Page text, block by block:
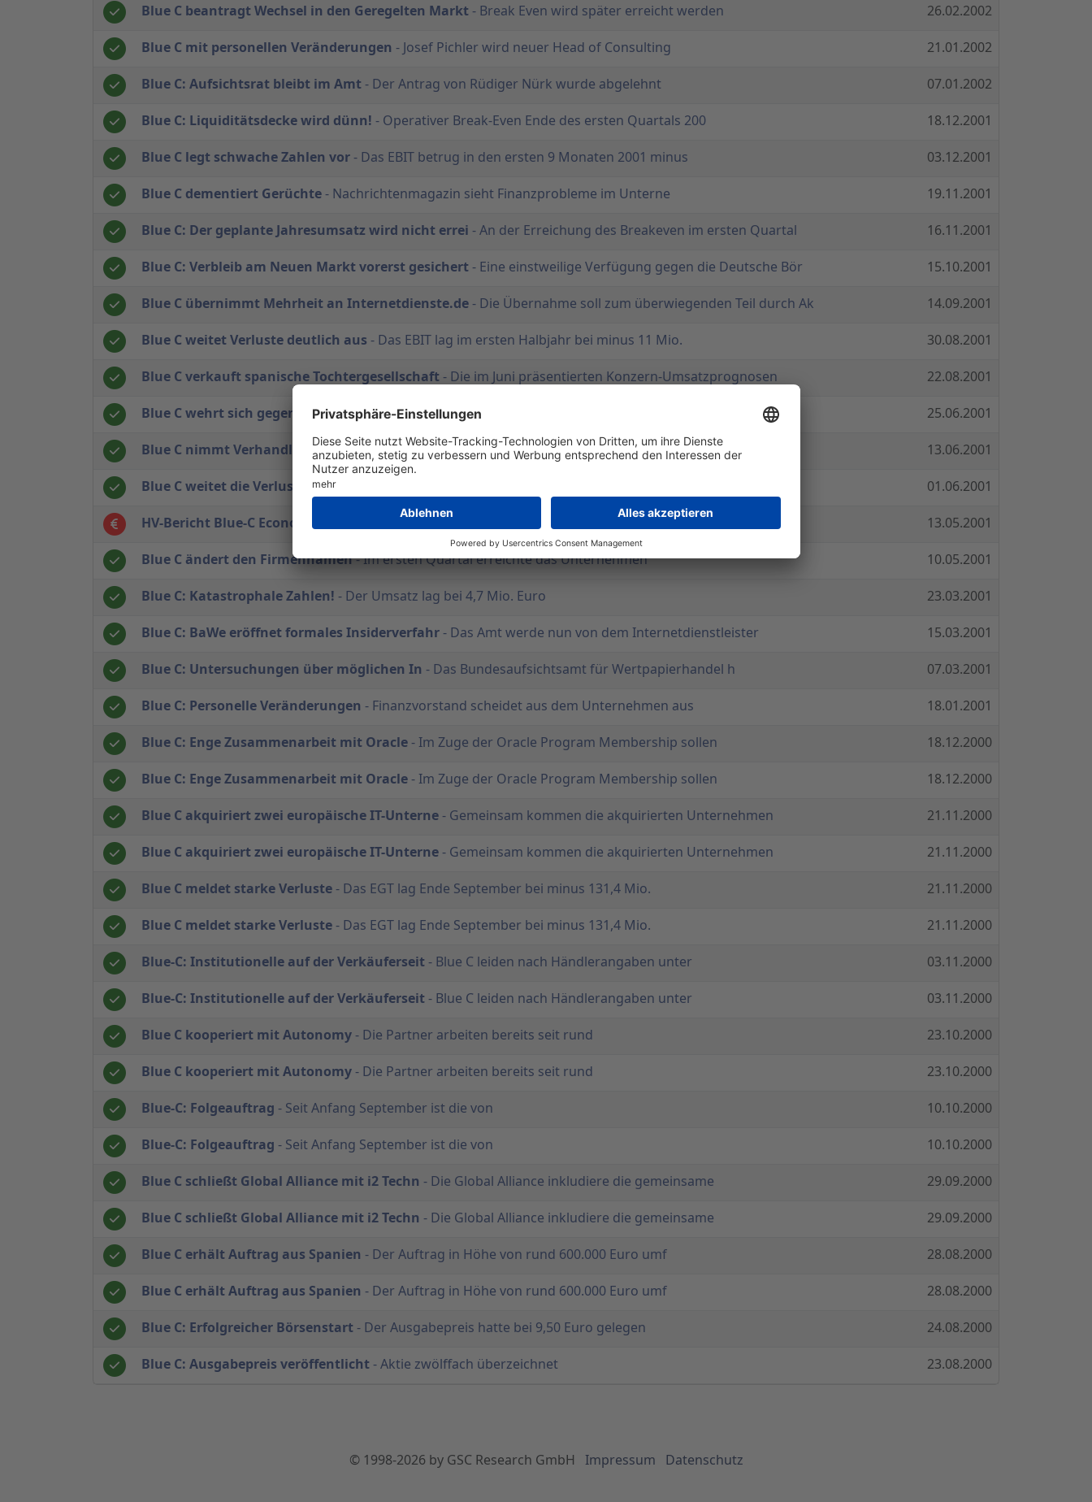
Blue C beantragt Wechsel in den Geregelten Markt - Break Even wird später erreicht werden 26.02.2002
Blue C mit personellen Veränderungen - Josef Pichler wird neuer Head of Consulting 21.01.2002
Blue C: Aufsichtsrat bleibt im Amt - Der Antrag von Rüdiger Nürk wurde abgelehnt 07.01.2002
Blue C: Liquiditätsdecke wird dünn! - Operativer Break-Even Ende des ersten Quartals 200 18.12.2001
Blue C legt schwache Zahlen vor - Das EBIT betrug in den ersten 9 Monaten 2001 minus 03.12.2001
Blue C dementiert Gerüchte- Nachrichtenmagazin sieht Finanzprobleme im Unterne 19.11.2001
Blue C: Der geplante Jahresumsatz wird nicht errei - An der Erreichung des Breakeven im ersten Quartal 16.11.2001
Blue C: Verbleib am Neuen Markt vorerst gesichert- Eine einstweilige Verfügung gegen die Deutsche Bör 15.10.2001
Blue C übernimmt Mehrheit an Internetdienste.de - Die Übernahme soll zum überwiegenden Teil durch Ak 14.09.2001
Blue C weitet Verluste deutlich aus - Das EBIT lag im ersten Halbjahr bei minus 11 Mio. 30.08.2001
Blue C verkauft spanische Tochtergesellschaft- Die im Juni präsentierten Konzern-Umsatzprognosen 22.08.2001
Blue C wehrt sich gegen Analysteneinschätzung- Die Blue C Consulting AG wehrt sich gegen die 25.06.2001
Blue C nimmt Verhandlungen in Spanien auf- Die Blue C Consulting AG revidiert ihre 13.06.2001
Blue C weitet die Verluste aus- Die Marktentwicklung im zweiten Quartal liege 01.06.2001
HV-Bericht Blue-C Economy Consulting & Incubation - Offener Umgang mit gravierenden Fehlern! 13.05.2001
Blue C ändert den Firmennamen- Im ersten Quartal erreichte das Unternehmen 10.05.2001
Blue C: Katastrophale Zahlen! - Der Umsatz lag bei 4,7 Mio. Euro 23.03.2001
Blue C: BaWe eröffnet formales Insiderverfahr- Das Amt werde nun von dem Internetdienstleister 15.03.2001
Blue C: Untersuchungen über möglichen In - Das Bundesaufsichtsamt für Wertpapierhandel h 07.03.2001
Blue C: Personelle Veränderungen - Finanzvorstand scheidet aus dem Unternehmen aus 18.01.2001
Blue C: Enge Zusammenarbeit mit Oracle - Im Zuge der Oracle Program Membership sollen 18.12.2000
Blue C: Enge Zusammenarbeit mit Oracle- Im Zuge der Oracle Program Membership sollen 18.12.2000
Blue C akquiriert zwei europäische IT-Unterne - Gemeinsam kommen die akquirierten Unternehmen 21.11.2000
Blue C akquiriert zwei europäische IT-Unterne- Gemeinsam kommen die akquirierten Unternehmen 21.11.2000
Blue C meldet starke Verluste - Das EGT lag Ende September bei minus 131,4 Mio. 21.11.2000
Blue C meldet starke Verluste- Das EGT lag Ende September bei minus 131,4 Mio. 21.11.2000
Blue-C: Institutionelle auf der Verkäuferseit - Blue C leiden nach Händlerangaben unter 03.11.2000
Blue-C: Institutionelle auf der Verkäuferseit- Blue C leiden nach Händlerangaben unter 03.11.2000
Blue C kooperiert mit Autonomy - Die Partner arbeiten bereits seit rund 23.10.2000
Blue C kooperiert mit Autonomy- Die Partner arbeiten bereits seit rund 23.10.2000
Blue-C: Folgeauftrag - Seit Anfang September ist die von 10.10.2000
Blue-C: Folgeauftrag - Seit Anfang September ist die von 10.10.2000
Blue C schließt Global Alliance mit i2 Techn - Die Global Alliance inkludiere die gemeinsame 29.09.2000
Blue C schließt Global Alliance mit i2 Techn - Die Global Alliance inkludiere die gemeinsame 29.09.2000
Blue C erhält Auftrag aus Spanien - Der Auftrag in Höhe von rund 600.000 Euro umf 28.08.2000
Blue C erhält Auftrag aus Spanien - Der Auftrag in Höhe von rund 600.000 Euro umf 28.08.2000
Blue C: Erfolgreicher Börsenstart - Der Ausgabepreis hatte bei 9,50 Euro gelegen 24.08.2000
Blue C: Ausgabepreis veröffentlicht- Aktie zwölffach überzeichnet 23.08.2000
© 1998-2026by GSC Research GmbH Impressum Datenschutz